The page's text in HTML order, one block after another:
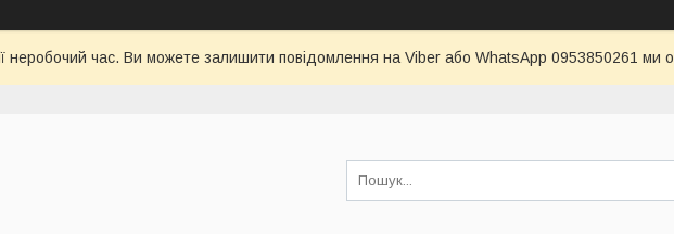
неробочий час. Ви можете залишити повідомлення на Viber або WhatsApp 0953850261 ми